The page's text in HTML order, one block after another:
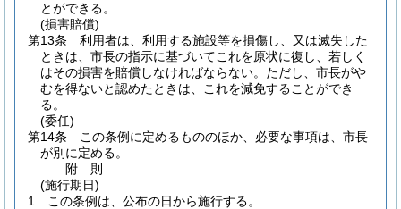
とができる。
(損害賠償)
第13条
利用者は、利用する施設等を損傷し、又は滅失した
ときは、市長の指示に基づいてこれを原状に復し、若しく
はその損害を賠償しなければならない。 ただし、市長がや
むを得ないと認めたときは、これを減免することができ
る。
(委任)
第14条
この条例に定めるもののほか、必要な事項は、市長
が別に定める。
附 則
(施行期日)
1
この条例は、公布の日から施行する。